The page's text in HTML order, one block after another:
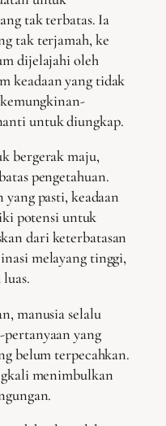
tak terbatas. Ia
tak terjamah, ke
dijelajahi oleh
keadaan yang tidak
untuk diungkap.
bergerak maju,
pengetahuan.
pasti, keadaan
potensi untuk
dari keterbatasan
melayang tinggi,
manusia selalu
yang
belum terpecahkan.
menimbulkan